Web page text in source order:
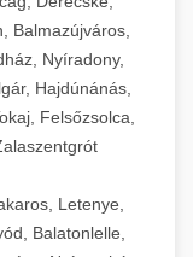
Balmazújváros,
Nyíradony,
Hajdúnánás,
Felsőzsolca,
Letenye,
Balatonlelle,